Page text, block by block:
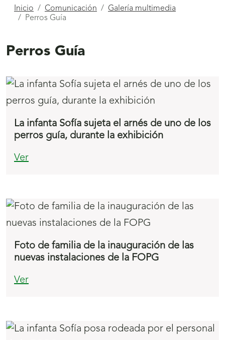
Está
aquí
Inicio Comunicación
Galería multimedia
Perros Guía
Perros Guía
La infanta Sofía sujeta el arnés de uno de los
perros guía, durante la exhibición
Ver
Foto de familia de la inauguración de las
nuevas instalaciones de la FOPG
Ver